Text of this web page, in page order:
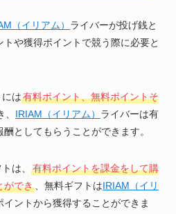
（イリアム） ライバーが投げ銭と
や獲得ポイントで競う際に必要と
は有料ポイント、無料ポイントそ
IRIAM（イリアム） ライバーは有
としてもらうことができます。
は、
有料ポイントを課金をして購
ができ、無料ギフトはIRIAM（イリ
ントから獲得することができま